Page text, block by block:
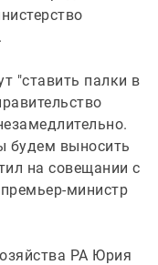
"ставить палки в
будем выносить
на совещании с
министр
РА Юрия